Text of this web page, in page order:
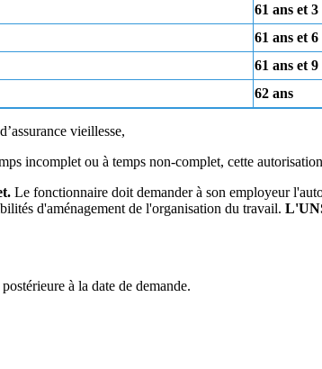
61 ans et 3
61 ans et 6
61 ans et 9
62 ans
vieillesse,
incomplet ou à temps non-complet, cette autorisation
Le fonctionnaire doit demander à son employeur
d'aménagement de l'organisation du travail.
à la date de demande.